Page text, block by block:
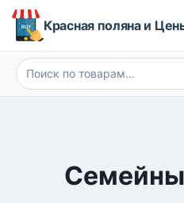
Перейти
Красная поляна и
Искать: